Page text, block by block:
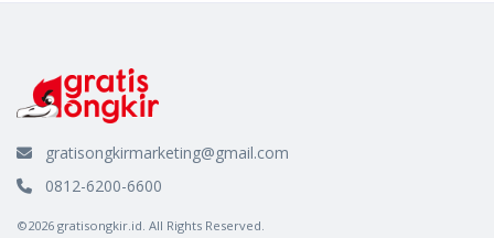
gratisongkirmarketing@gmail.com
0812-6200-6600
©2026 gratisongkir.id. All Rights Reserved.